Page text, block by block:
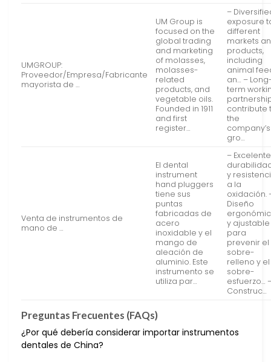
UMGROUP:
Proveedor/Empresa/Fabricante
mayorista de …
UM Group is
focused on the
global trading
and marketing
of molasses,
molasses-
related
products, and
vegetable oils.
Founded in 1911
and first
register…
–
exposure
different
markets
products,
including
animal
an… –
term
contribute
the
company’s
gro…
Venta de instrumentos de
mano de …
El dental
instrument
hand pluggers
tiene sus
puntas
fabricadas de
acero
inoxidable y el
mango de
aleación de
aluminio. Este
instrumento se
utiliza par…
– Excelente
y
a la
oxidación.
Diseño
y ajustable
para
prevenir el
sobre-
relleno y el
sobre-
esfuerzo…
Construc…
Preguntas Frecuentes (FAQs)
¿Por qué debería considerar importar instrumentos
dentales de China?